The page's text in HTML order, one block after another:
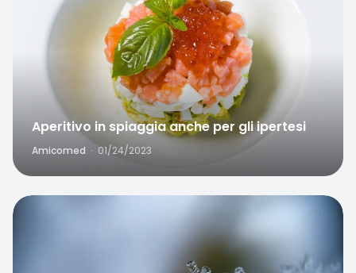
Aperitivo in spiaggia anche per gli ipertesi
Amicomed · 01/24/2023